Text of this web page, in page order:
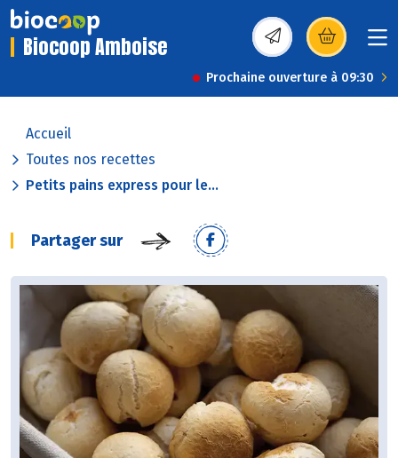
Biocoop Amboise (s’ouvre dans une
Prochaine ouverture à 09:30
Accueil
Toutes nos recettes
Petits pains express pour le...
Partager sur